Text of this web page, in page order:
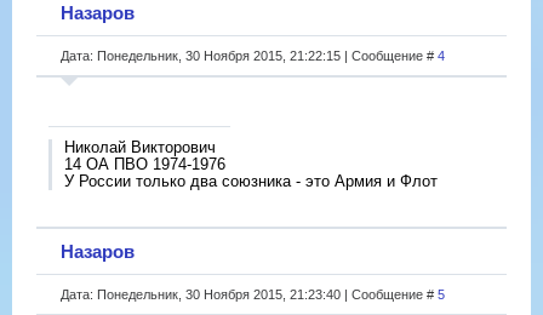
Назаров
Дата: Понедельник, 30 Ноября 2015, 21:22:15 | Сообщение # 4
Николай Викторович
14 ОА ПВО 1974-1976
У России только два союзника - это Армия и Флот
Назаров
Дата: Понедельник, 30 Ноября 2015, 21:23:40 | Сообщение # 5